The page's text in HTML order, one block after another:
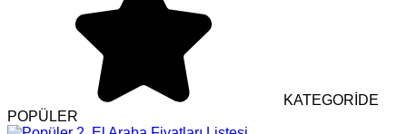
KATEGORİDE
POPÜLER